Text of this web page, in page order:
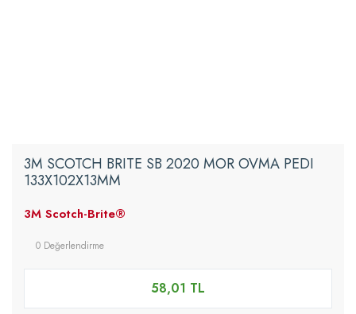
3M SCOTCH BRITE SB 2020 MOR OVMA PEDI
133X102X13MM
3M Scotch-Brite®
0 Değerlendirme
58,01 TL